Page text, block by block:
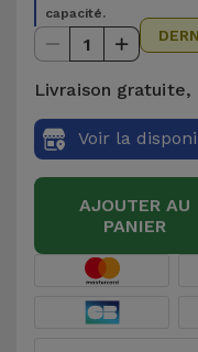
iPad et
Tablette
Kids
Voir
tout
capacité.
1
Livraison gratuite,
Voir la
AJOUTER AU
PANIER